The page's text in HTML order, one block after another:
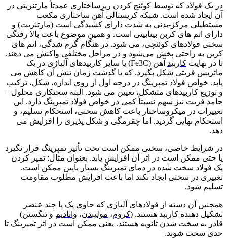
در یک فولاد که توسط کوئنچ کردن ریزساختاری عمدتاً مارتنزیتی در
آن ایجاد شده است. شبکه کریستالی آهن ساختاری مکعب
مستطیلی مرکز-بدنی به شدت دارای کشیدگی است (مارتنزیت) و
دارای اتم های کربن بینابینی است. و همین موضوع باعث بالا رفتگی
سختی فولادهای کوئنچی، می شود. در هنگام گرم شدگی، اتم های
کربن به راحتی پخش می‌شود و در مراحل مختلفی واکنش می دهند.
تا در نهایت کاربید
آهن (Fe3C) یا سایر کاربیدهای آلیاژی در یک
ماتریس فریتی شکل بگیرد. که با گذشت زمان تنش آن کاهش می
یابد. خواص فولاد تمپرینگ در درجه اول از روی اندازه، شکل، ترکیب
و توزیع کاربیدهای متشکل، تعیین می شود. البته سختکاری محلول –
جامد فریت نیز سهم نسبتاً کمی در خواص فولاد تمپرینگ دارد. این
تغییرات در میکروساختار باعث کاهش سختی، استحکام تسلیم، و
استحکام نهایی گردید. اما چقرمگی و شکل پذیری را افزایش می
دهد.
در شرایط خاصی، سختی ممکن است تحت تأثیر تمپرینگ قرار نگیرد
یا حتی ممکن است در اثر آن افزایش یابد. بعنوان مثال: تمپر کردن
یک فولاد سخت شده در دمای تمپرینگ بسیار پایین ممکن است.
تغییری در سختی ایجاد نکند اما باعث افزایش مطلوب مقاومت
تسلیم شود.
همچنین آن دسته از فولادهای آلیاژی که حاوی یک یا چند عنصر
تشکیل دهنده کاربید هستند. (کروم، مولیبدن، وانادیم و تنگستن)
قادر به سخت شدن ثانویه هستند. یعنی ممکن است در اثر تمپرینگ تا
حدی سخت شوند.